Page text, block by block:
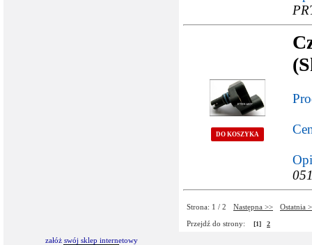
DO KOSZYKA
Strona: 1 / 2 Następna >>
Ostatnia
Przejdź do strony:
[1] 2
załóż swój sklep internetowy